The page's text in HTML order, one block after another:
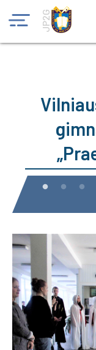
JP2G